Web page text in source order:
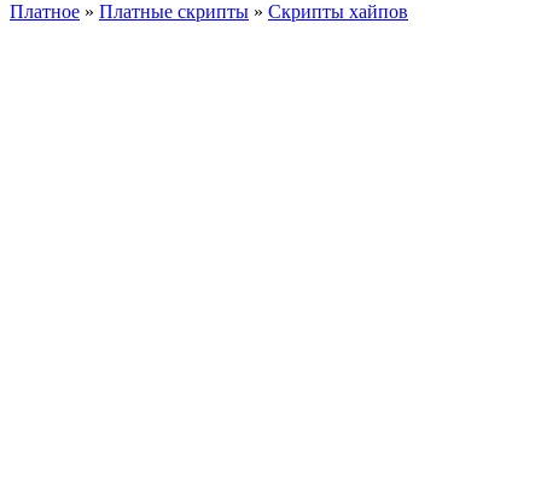
Платное » Платные скрипты » Скрипты хайпов